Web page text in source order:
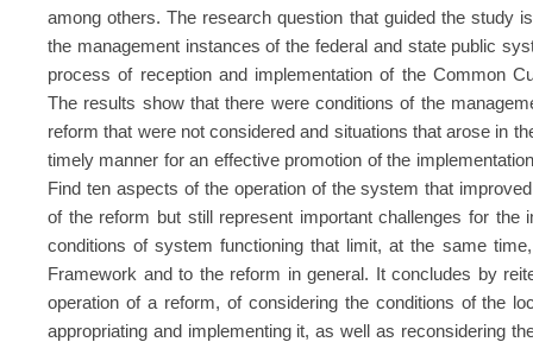
among others. The research question that guided the study
the management instances of the federal and state public
process of reception and implementation of the Common
The results show that there were conditions of the
reform that were not considered and situations that arose in
timely manner for an effective promotion of the
Find ten aspects of the operation of the system that
of the reform but still represent important challenges for the
conditions of system functioning that limit, at the same
Framework and to the reform in general. It concludes by
operation of a reform, of considering the conditions of the
appropriating and implementing it, as well as reconsidering